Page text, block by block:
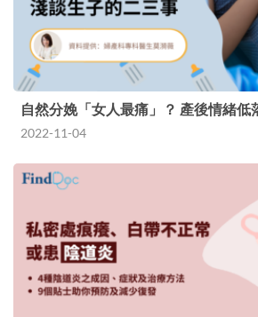
自然分娩「女人最痛」？ 產後情緒低
2022-11-04